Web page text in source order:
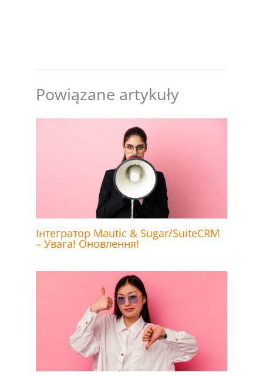
Powiązane artykuły
Інтегратор Mautic & Sugar/SuiteCRM
– Увага! Оновлення!